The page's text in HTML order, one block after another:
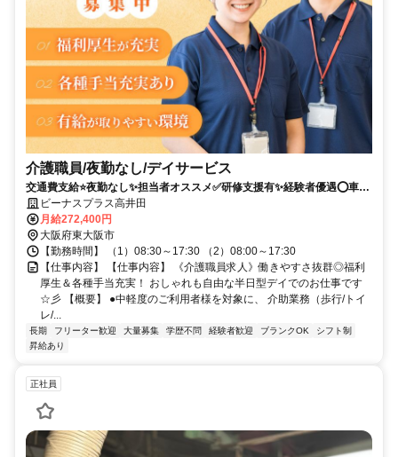
介護職員/夜勤なし/デイサービス
交通費支給⭐️夜勤なし✨担当者オススメ✅️研修支援有✨経験者優遇⭕️車通
勤ＯＫビーナスプラス高井田
月給272,400円
大阪府東大阪市
【勤務時間】 （1）08:30～17:30 （2）08:00～17:30
【仕事内容】 【仕事内容】 《介護職員求人》働きやすさ抜群◎福利
厚生＆各種手当充実！ おしゃれも自由な半日型デイでのお仕事です
☆彡 【概要】 ●中軽度のご利用者様を対象に、 介助業務（歩行/トイ
レ/...
長期 フリーター歓迎 大量募集 学歴不問 経験者歓迎 ブランクOK
シフト制
昇給あり
正社員